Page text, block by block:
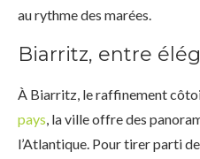
au rythme des marées.
Biarritz, entre
À Biarritz, le raffinement
pays, la ville offre des
l’Atlantique. Pour tirer parti